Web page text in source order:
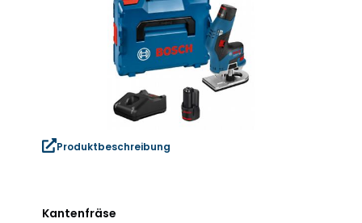
Produktbeschreibung
Kantenfräse